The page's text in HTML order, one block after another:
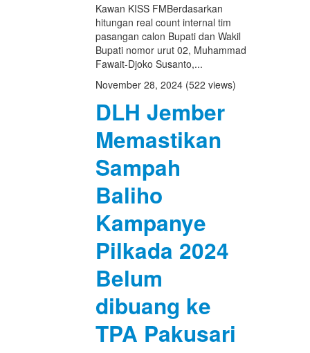
Kawan KISS FMBerdasarkan
hitungan real count internal tim
pasangan calon Bupati dan Wakil
Bupati nomor urut 02, Muhammad
Fawait-Djoko Susanto,...
November 28, 2024(522 views)
DLH Jember
Memastikan
Sampah
Baliho
Kampanye
Pilkada 2024
Belum
dibuang ke
TPA Pakusari